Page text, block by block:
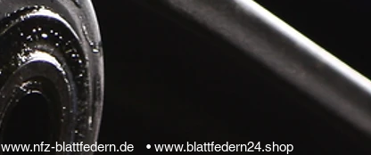
www.nfz-blattfedern.de • www.blattfedern24.shop